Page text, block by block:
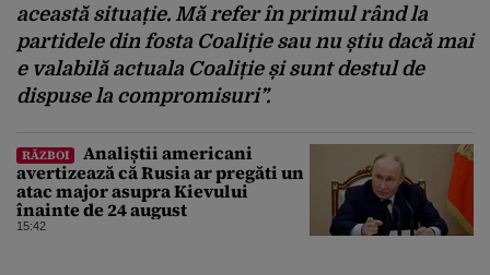
această situație. Mă refer în primul rând la
partidele din fosta Coaliție sau nu știu dacă mai
e valabilă actuala Coaliție și sunt destul de
dispuse la compromisuri”.
RĂZBOI
Analiștii americani
avertizează că Rusia ar pregăti un
atac major asupra Kievului
înainte de 24 august
15:42